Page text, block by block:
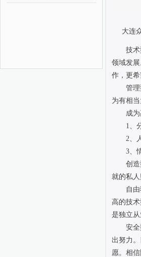
大连众
技术型
领域发
作，更希
管理型
为有相当
成为高
1
2
3、
创造型
就的私
自由独
高的技
是独立
安全型
出努力
愿。相